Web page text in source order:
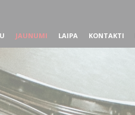
JAUNUMI LAIPA KONTAKTI